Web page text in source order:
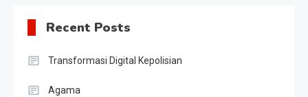
Recent Posts
Transformasi Digital Kepolisian
Agama